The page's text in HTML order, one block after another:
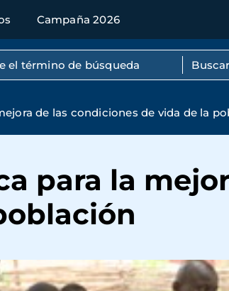
Campaña 2026
por texto completo
de las condiciones de vida de la
para la